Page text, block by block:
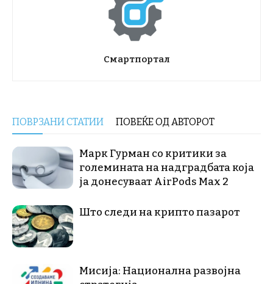
Смартпортал
ПОВРЗАНИ СТАТИИ ПОВЕЌЕ ОД АВТОРОТ
Марк Гурман со критики за
големината на надградбата која
ја донесуваат AirPods Max 2
Што следи на крипто пазарот
Мисија: Национална развојна